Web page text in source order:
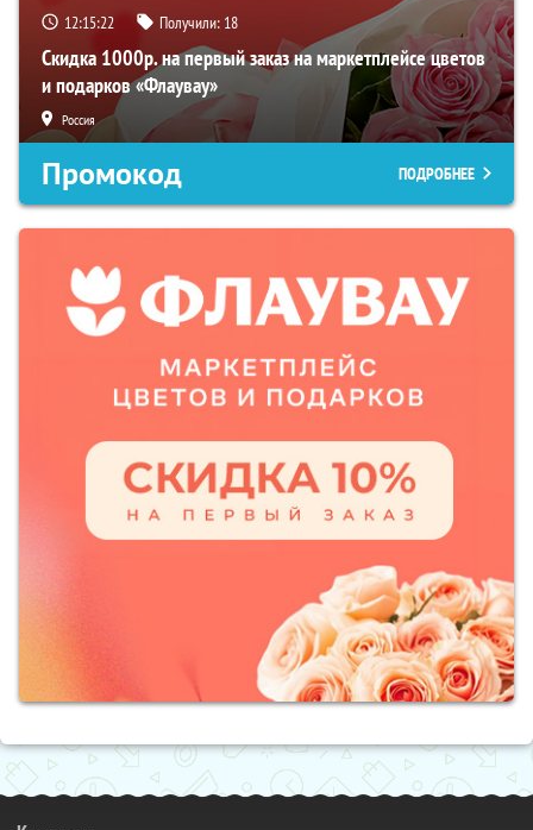
12:15:22 Получили: 18
Скидка 1000р. на первый заказ на маркетплейсе цветов
и подарков «Флаувау»
Россия
Промокод ПОДРОБНЕЕ